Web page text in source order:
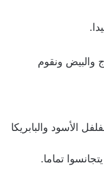
والبيض ونقوم
الأسود والبابريكا
تماما.